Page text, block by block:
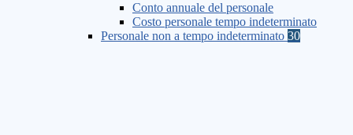
Conto annuale del personale
Costo personale tempo indeterminato
Personale non a tempo indeterminato 30